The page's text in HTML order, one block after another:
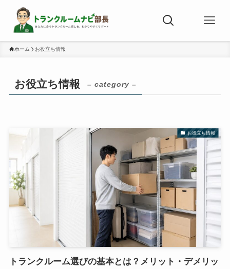
ホーム お役立ち情報
お役立ち情報 – category –
お役立ち情報
トランクルーム選びの基本とは？メリット・デメリッ